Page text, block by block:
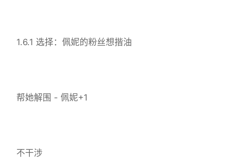
1.6.1 选择：佩妮的粉丝想揩油
帮她解围 - 佩妮+1
不干涉